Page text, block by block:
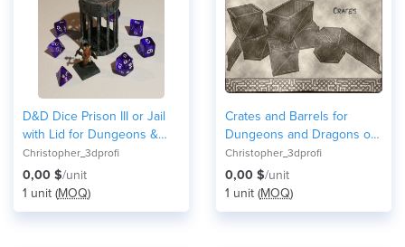
D&D Dice Prison III or Jail
with Lid for Dungeons &
Dragons, Pathfinder or
other Tabletop Games
Christopher_3dprofi
0,00 $/unit
1 unit (MOQ)
Crates and Barrels for
Dungeons and Dragons or
Warhammer Tabletop
Games
Christopher_3dprofi
0,00 $/unit
1 unit (MOQ)